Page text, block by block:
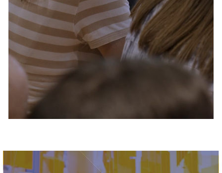
Servizi e accessibilità
Contatti
FAQ
Biglietti
Immagine